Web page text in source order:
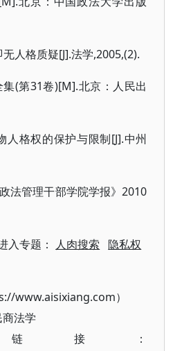
人格质疑[J].法学,2005,(2).
(第31卷)[M].北京：人民出
人格权的保护与限制[J].中州
法管理干部学院学报》2010
入专题： 人肉搜索 隐私权
www.aisixiang.com）
商法学
接：